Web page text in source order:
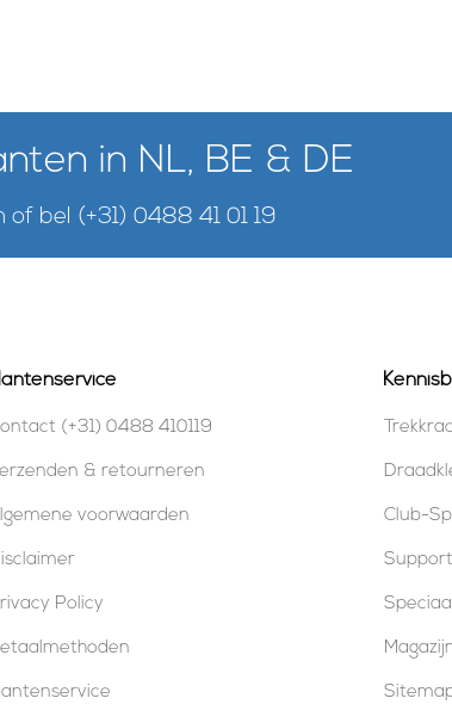
in NL, BE & DE
of bel (+31) 0488 41 01 19
(+31) 0488 410119
& retourneren
voorwaarden
Policy
Club-
Support